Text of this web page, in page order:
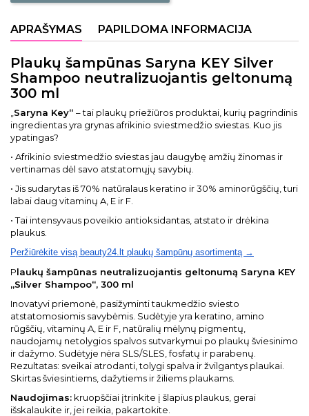
APRAŠYMAS PAPILDOMA INFORMACIJA
Plaukų šampūnas Saryna KEY Silver
Shampoo neutralizuojantis geltonumą
300 ml
Saryna Key“ – tai plaukų priežiūros produktai, kurių pagrindinis
ingredientas yra grynas afrikinio sviestmedžio sviestas. Kuo jis
ypatingas?
• Afrikinio sviestmedžio sviestas jau daugybę amžių žinomas ir
vertinamas dėl savo atstatomųjų savybių.
• Jis sudarytas iš 70% natūralaus keratino ir 30% aminorūgščių, turi
labai daug vitaminų A, E ir F.
• Tai intensyvaus poveikio antioksidantas, atstato ir drėkina
plaukus.
Peržiūrėkite visą beauty24.lt plaukų šampūnų asortimentą →
Plaukų šampūnas neutralizuojantis geltonumą Saryna KEY
„Silver Shampoo“, 300 ml
Inovatyvi priemonė, pasižyminti taukmedžio sviesto
atstatomosiomis savybėmis. Sudėtyje yra keratino, amino
rūgščių, vitaminų A, E ir F, natūralių mėlynų pigmentų,
naudojamų netolygios spalvos sutvarkymui po plaukų šviesinimo
ir dažymo. Sudėtyje nėra SLS/SLES, fosfatų ir parabenų.
Rezultatas: sveikai atrodanti, tolygi spalva ir žvilgantys plaukai.
Skirtas šviesintiems, dažytiems ir žiliems plaukams.
Naudojimas: kruopščiai įtrinkite į šlapius plaukus, gerai
išskalaukite ir, jei reikia, pakartokite.